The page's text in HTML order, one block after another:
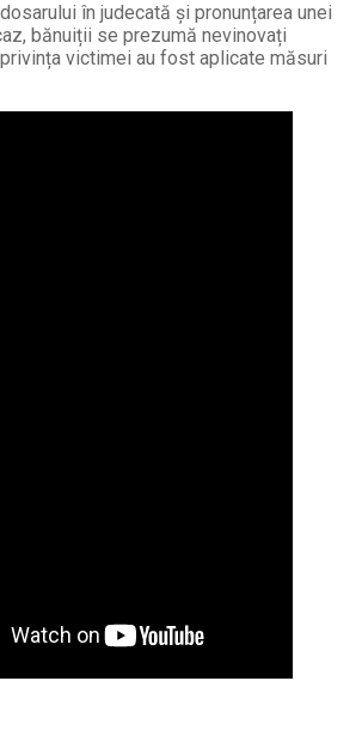
în judecată și pronunțarea unei
bănuiții se prezumă nevinovați
victimei au fost aplicate măsuri